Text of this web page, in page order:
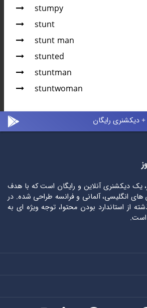
stumpy
stunt
stunt man
stunted
stuntman
stuntwoman
دیکشنری رایگان
یک دیکشنری آنلاین و رایگان است که با هدف
های انگلیسی، آلمانی و فرانسه طراحی شده. در
از استاندارد بودن محتوا، توجه ویژه ای به
است.